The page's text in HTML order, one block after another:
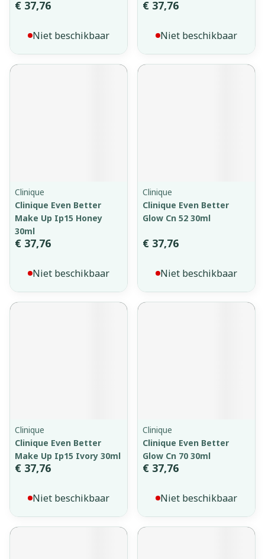
€ 37,76
Niet beschikbaar
€ 37,76
Niet beschikbaar
Clinique
Clinique Even Better
Make Up Ip15 Honey
30ml
€ 37,76
Niet beschikbaar
Clinique
Clinique Even Better
Glow Cn 52 30ml
€ 37,76
Niet beschikbaar
Clinique
Clinique Even Better
Make Up Ip15 Ivory 30ml
€ 37,76
Niet beschikbaar
Clinique
Clinique Even Better
Glow Cn 70 30ml
€ 37,76
Niet beschikbaar